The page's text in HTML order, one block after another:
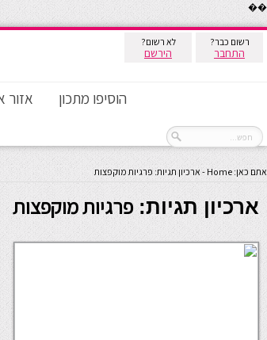
��
רשום כבר?
התחבר
לא רשום?
הירשם
הוסיפו מתכון אזור
אתם כאן: Home
-ארכיון תגיות: פרגיות מוקפצות
ארכיון תגיות:פרגיות מוקפצות